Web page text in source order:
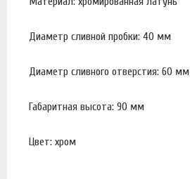
Диаметр сливной пробки: 40 мм
Диаметр сливного отверстия: 60 мм
Габаритная высота: 90 мм
Цвет: хром